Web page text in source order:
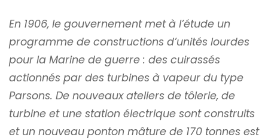
En 1906, le gouvernement met à l’étude un
programme de constructions d’unités lourdes
pour la Marine de guerre : des cuirassés
actionnés par des turbines à vapeur du type
Parsons. De nouveaux ateliers de tôlerie, de
turbine et une station électrique sont construits
et un nouveau ponton mâture de 170 tonnes est